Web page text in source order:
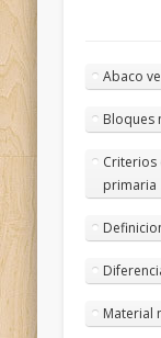
Abaco
Bloques
Criterios
primaria
Material